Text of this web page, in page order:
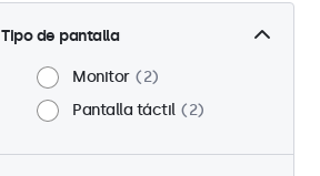
Tipo de pantalla
Monitor
2
Pantalla táctil
2